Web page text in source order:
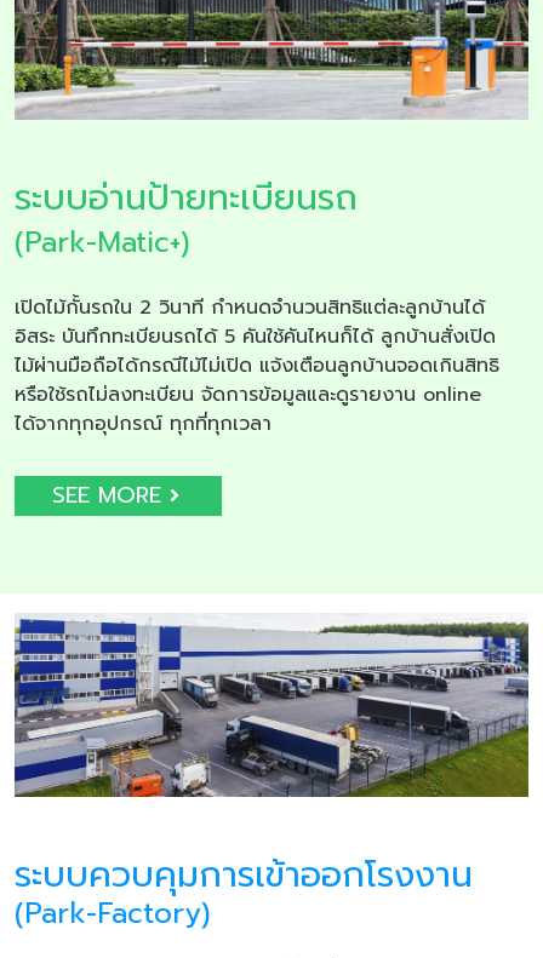
ระบบอ่านป้ายทะเบียนรถ
(Park-Matic+)
เปิดไม้กั้นรถใน 2 วินาที กำหนดจำนวนสิทธิแต่ละลูกบ้านได้
อิสระ บันทึกทะเบียนรถได้ 5 คันใช้คันไหนก็ได้ ลูกบ้านสั่งเปิด
ไม้ผ่านมือถือได้กรณีไม้ไม่เปิด แจ้งเตือนลูกบ้านจอดเกินสิทธิ
หรือใช้รถไม่ลงทะเบียน จัดการข้อมูลและดูรายงาน online
ได้จากทุกอุปกรณ์ ทุกที่ทุกเวลา
SEE MORE
ระบบควบคุมการเข้าออกโรงงาน
(Park-Factory)